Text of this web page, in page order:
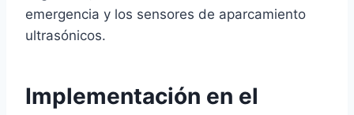
emergencia y los sensores de aparcamiento
ultrasónicos.
Implementación en el